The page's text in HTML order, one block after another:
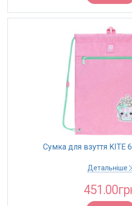
Сумка для взуття KITE
Детальніше